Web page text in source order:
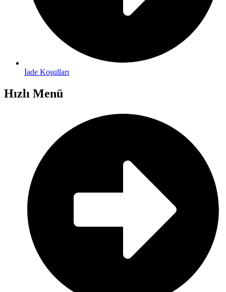
İade Koşulları
Hızlı Menü